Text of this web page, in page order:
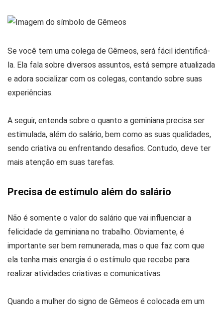
Se você tem uma colega de Gêmeos, será fácil identificá-
la. Ela fala sobre diversos assuntos, está sempre atualizada
e adora socializar com os colegas, contando sobre suas
experiências.
A seguir, entenda sobre o quanto a geminiana precisa ser
estimulada, além do salário, bem como as suas qualidades,
sendo criativa ou enfrentando desafios. Contudo, deve ter
mais atenção em suas tarefas.
Precisa de estímulo além do salário
Não é somente o valor do salário que vai influenciar a
felicidade da geminiana no trabalho. Obviamente, é
importante ser bem remunerada, mas o que faz com que
ela tenha mais energia é o estímulo que recebe para
realizar atividades criativas e comunicativas.
Quando a mulher do signo de Gêmeos é colocada em um